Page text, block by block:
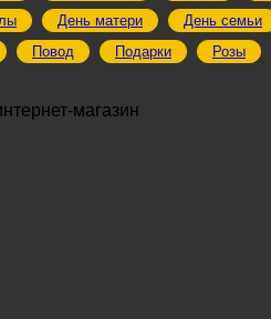
День матери День семьи
Повод Подарки Розы
магазин